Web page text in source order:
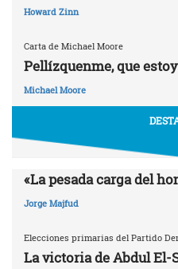
Howard Zinn
Carta de Michael Moore
Pellízquenme, que
Michael Moore
«La pesada carga del
Jorge Majfud
Elecciones primarias del Partido
La victoria de Abdul El-